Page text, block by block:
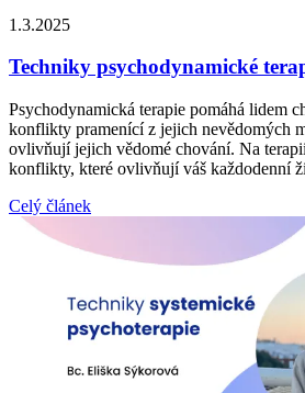
1.3.2025
Techniky psychodynamické
Psychodynamická terapie pomáhá lidem
konflikty pramenící z jejich nevědomých
ovlivňují jejich vědomé chování. Na
konflikty, které ovlivňují váš každodenní
Celý článek